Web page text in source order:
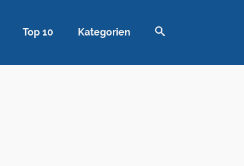
Top 10 Kategorien